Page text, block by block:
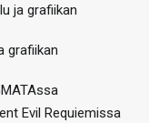
ja grafiikan
grafiikan
Evil Requiemissa